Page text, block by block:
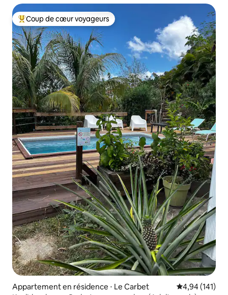
Coups de cœur voyageurs les plus appréciés
Coup de cœur voyageurs
Appartement en résidence ⋅ Le Carbet Évaluation
4,94 (141)